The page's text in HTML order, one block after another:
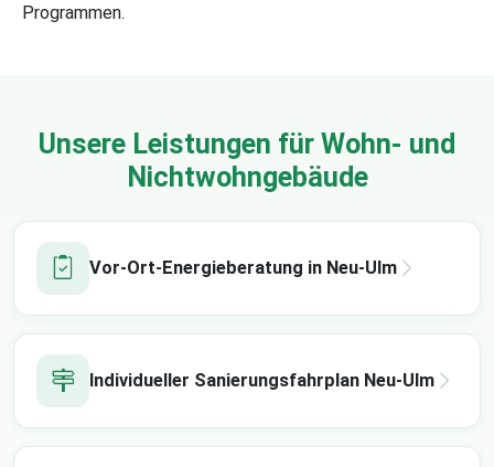
Programmen.
Unsere Leistungen für Wohn- und
Nichtwohngebäude
Vor-Ort-Energieberatung in Neu-Ulm
Individueller Sanierungsfahrplan Neu-Ulm